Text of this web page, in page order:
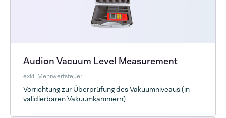
Audion Vacuum Level Measurement
exkl. Mehrwertsteuer
Vorrichtung zur Überprüfung des Vakuumniveaus (in
validierbaren Vakuumkammern)